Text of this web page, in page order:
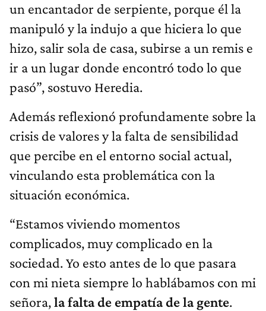
un encantador de serpiente, porque él la
manipuló y la indujo a que hiciera lo que
hizo, salir sola de casa, subirse a un remis e
ir a un lugar donde encontró todo lo que
pasó”, sostuvo Heredia.
Además reflexionó profundamente sobre la
crisis de valores y la falta de sensibilidad
que percibe en el entorno social actual,
vinculando esta problemática con la
situación económica.
“Estamos viviendo momentos
complicados, muy complicado en la
sociedad. Yo esto antes de lo que pasara
con mi nieta siempre lo hablábamos con mi
señora,la falta de empatía de la gente.